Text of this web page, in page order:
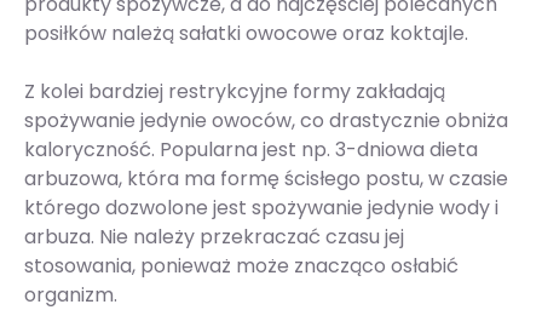
posiłków należą sałatki owocowe oraz koktajle.
Z kolei bardziej restrykcyjne formy zakładają
spożywanie jedynie owoców, co drastycznie obniża
kaloryczność. Popularna jest np. 3-dniowa dieta
arbuzowa, która ma formę ścisłego postu, w czasie
którego dozwolone jest spożywanie jedynie wody i
arbuza. Nie należy przekraczać czasu jej
stosowania, ponieważ może znacząco osłabić
organizm.